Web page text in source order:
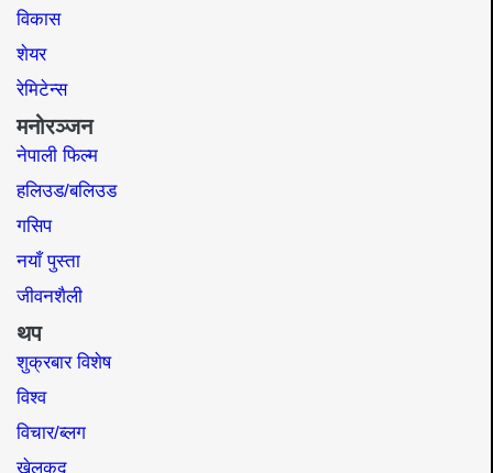
विकास
शेयर
रेमिटेन्स
मनोरञ्जन
नेपाली फिल्म
हलिउड/बलिउड
गसिप
नयाँ पुस्ता
जीवनशैली
थप
शुक्रबार विशेष
विश्व
विचार/ब्लग
खेलकुद